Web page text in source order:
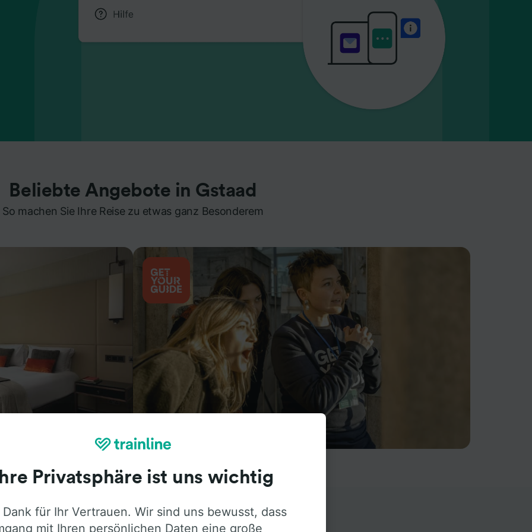
Beliebte Angebote in Gstaad
So machen Sie Ihre Reise zu etwas ganz Besonderem
ehrliche Meinung von Trainline-Nutzern
Ihre Privatsphäre ist uns wichtig
für Ihr Vertrauen. Wir sind uns bewusst, dass
mit Ihren persönlichen Daten eine große